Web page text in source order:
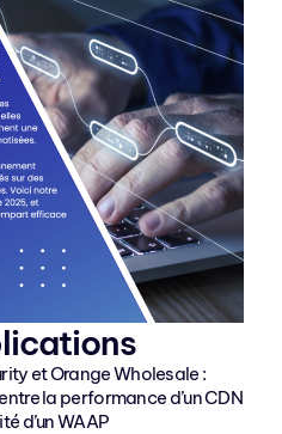
et Orange Wholesale :
la performance d’un CDN
d’un WAAP